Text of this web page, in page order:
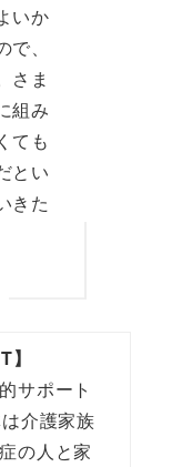
いか
、
さま
組み
ても
とい
きた
サポート
介護家族
の人と家